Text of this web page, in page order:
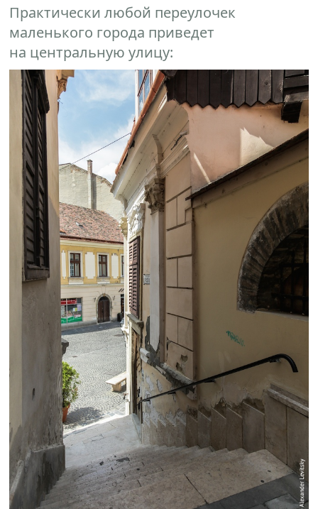
Практически любой переулочек
маленького города приведет
на центральную улицу: